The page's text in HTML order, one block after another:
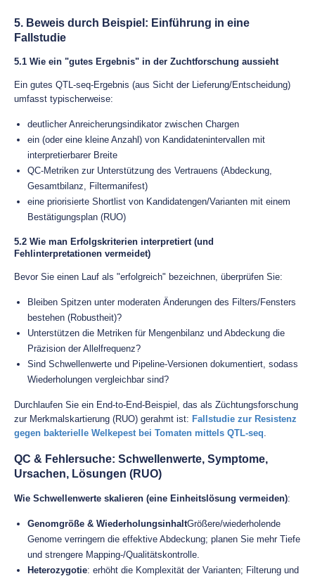
5. Beweis durch Beispiel: Einführung in eine
Fallstudie
5.1 Wie ein "gutes Ergebnis" in der Zuchtforschung aussieht
Ein gutes QTL-seq-Ergebnis (aus Sicht der Lieferung/Entscheidung)
umfasst typischerweise:
deutlicher Anreicherungsindikator zwischen Chargen
ein (oder eine kleine Anzahl) von Kandidatenintervallen mit
interpretierbarer Breite
QC-Metriken zur Unterstützung des Vertrauens (Abdeckung,
Gesamtbilanz, Filtermanifest)
eine priorisierte Shortlist von Kandidatengen/Varianten mit einem
Bestätigungsplan (RUO)
5.2 Wie man Erfolgskriterien interpretiert (und
Fehlinterpretationen vermeidet)
Bevor Sie einen Lauf als "erfolgreich" bezeichnen, überprüfen Sie:
Bleiben Spitzen unter moderaten Änderungen des Filters/Fensters
bestehen (Robustheit)?
Unterstützen die Metriken für Mengenbilanz und Abdeckung die
Präzision der Allelfrequenz?
Sind Schwellenwerte und Pipeline-Versionen dokumentiert, sodass
Wiederholungen vergleichbar sind?
Durchlaufen Sie ein End-to-End-Beispiel, das als Züchtungsforschung
zur Merkmalskartierung (RUO) gerahmt ist: Fallstudie zur Resistenz
gegen bakterielle Welkepest bei Tomaten mittels QTL-seq.
QC & Fehlersuche: Schwellenwerte, Symptome,
Ursachen, Lösungen (RUO)
Wie Schwellenwerte skalieren (eine Einheitslösung vermeiden):
Genomgröße & WiederholungsinhaltGrößere/wiederholende
Genome verringern die effektive Abdeckung; planen Sie mehr Tiefe
und strengere Mapping-/Qualitätskontrolle.
Heterozygotie: erhöht die Komplexität der Varianten; Filterung und